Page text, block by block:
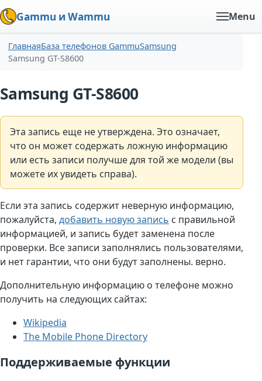
Gammu и Wammu Menu
ГлавнаяБаза телефонов GammuSamsung
Samsung GT-S8600
Samsung GT-S8600
Эта запись еще не утверждена. Это означает,
что он может содержать ложную информацию
или есть записи получше для той же модели (вы
можете их увидеть справа).
Если эта запись содержит неверную информацию,
пожалуйста, добавить новую запись с правильной
информацией, и запись будет заменена после
проверки. Все записи заполнялись пользователями,
и нет гарантии, что они будут заполнены. верно.
Дополнительную информацию о телефоне можно
получить на следующих сайтах:
Wikipedia
The Mobile Phone Directory
Поддерживаемые функции